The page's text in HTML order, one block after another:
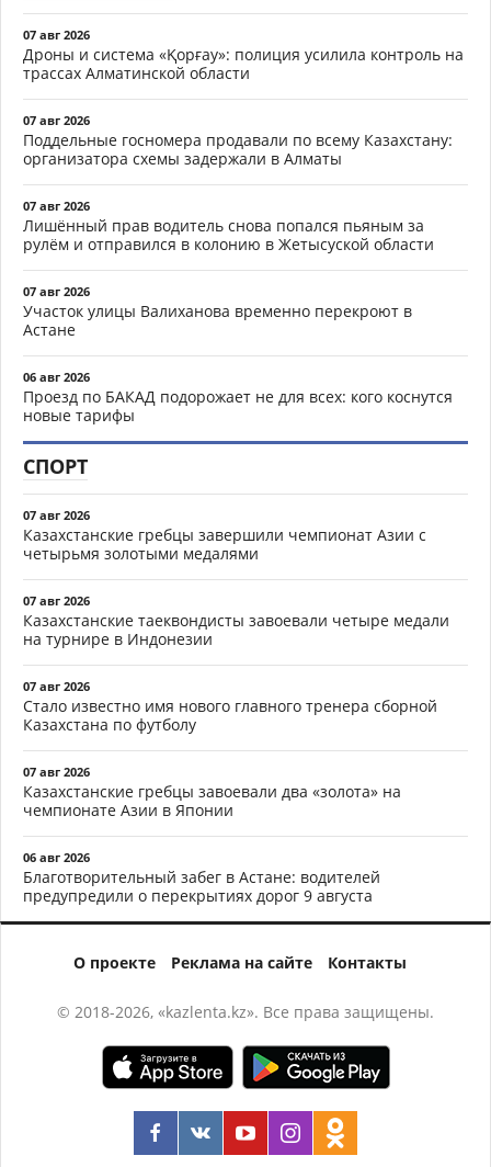
07 авг 2026
Дроны и система «Қорғау»: полиция усилила контроль на
трассах Алматинской области
07 авг 2026
Поддельные госномера продавали по всему Казахстану:
организатора схемы задержали в Алматы
07 авг 2026
Лишённый прав водитель снова попался пьяным за
рулём и отправился в колонию в Жетысуской области
07 авг 2026
Участок улицы Валиханова временно перекроют в
Астане
06 авг 2026
Проезд по БАКАД подорожает не для всех: кого коснутся
новые тарифы
СПОРТ
07 авг 2026
Казахстанские гребцы завершили чемпионат Азии с
четырьмя золотыми медалями
07 авг 2026
Казахстанские таеквондисты завоевали четыре медали
на турнире в Индонезии
07 авг 2026
Стало известно имя нового главного тренера сборной
Казахстана по футболу
07 авг 2026
Казахстанские гребцы завоевали два «золота» на
чемпионате Азии в Японии
06 авг 2026
Благотворительный забег в Астане: водителей
предупредили о перекрытиях дорог 9 августа
О проекте Реклама на сайте Контакты
© 2018-2026, «kazlenta.kz». Все права защищены.